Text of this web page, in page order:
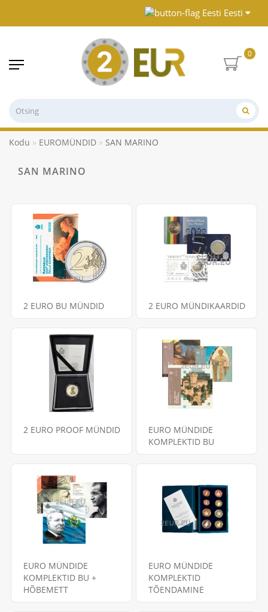
Eesti
0
Kodu EUROMÜNDID SAN MARINO
SAN MARINO
2 EURO BU MÜNDID 2 EURO MÜNDIKAARDID
2 EURO PROOF MÜNDID
EURO MÜNDIDE
KOMPLEKTID BU
EURO MÜNDIDE
KOMPLEKTID BU +
HÕBEMETT
EURO MÜNDIDE
KOMPLEKTID
TÕENDAMINE